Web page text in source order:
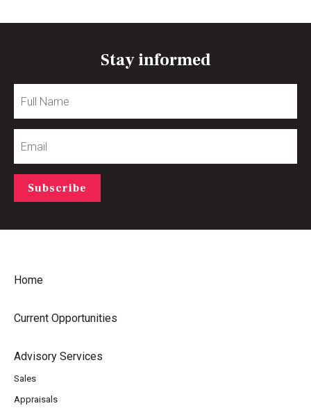
Stay informed
Name
Subscribe
Home
Current Opportunities
Advisory Services
Sales
Appraisals